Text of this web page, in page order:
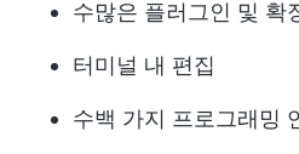
수많은 플러그인 및 확
터미널 내 편집
수백 가지 프로그래밍